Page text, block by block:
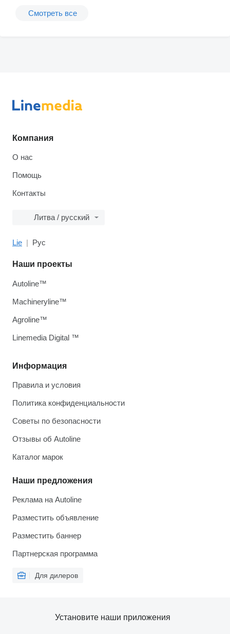
Смотреть все
Компания
О нас
Помощь
Контакты
Литва / русский
Lie Рус
Информация
Правила и условия
Политика конфиденциальности
Советы по безопасности
Отзывы об Autoline
Каталог марок
Наши предложения
Реклама на Autoline
Разместить объявление
Разместить баннер
Партнерская программа
Для дилеров
Наши проекты
Autoline™
Machineryline™
Agroline™
Linemedia Digital ™
Установите наши приложения